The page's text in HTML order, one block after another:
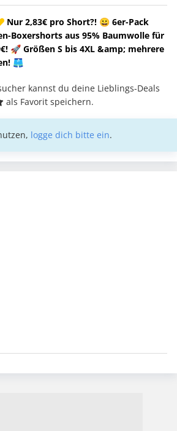
Nur 2,83€ pro Short?! 😀 6er-Pack
Boxershorts aus 95% Baumwolle für
🚀 Größen S bis 4XL &amp; mehrere
🩳
kannst du deine Lieblings-Deals
als Favorit speichern.
logge dich bitte ein.